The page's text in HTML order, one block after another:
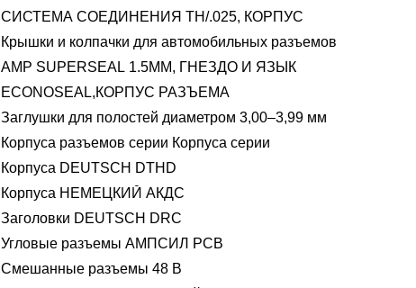
СИСТЕМА СОЕДИНЕНИЯ TH/.025, КОРПУС
Крышки и колпачки для автомобильных разъемов
AMP SUPERSEAL 1.5MM, ГНЕЗДО И ЯЗЫК
ECONOSEAL,КОРПУС РАЗЪЕМА
Заглушки для полостей диаметром 3,00–3,99 мм
Корпуса разъемов серии Корпуса серии
Корпуса DEUTSCH DTHD
Корпуса НЕМЕЦКИЙ АКДС
Заголовки DEUTSCH DRC
Угловые разъемы АМПСИЛ PCB
Смешанные разъемы 48 В